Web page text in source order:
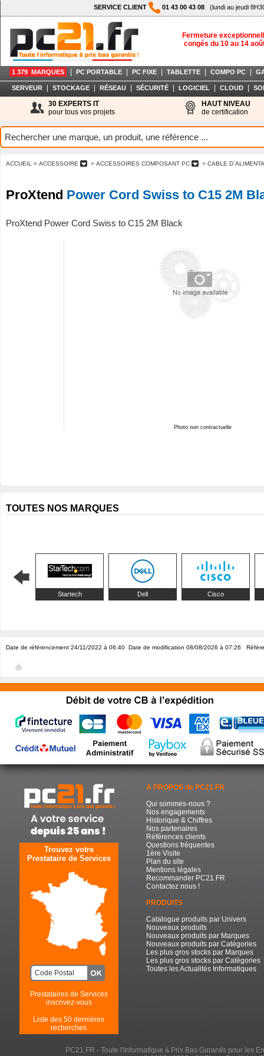
SERVICE CLIENT 01 43 00 43 08 (lundi au jeudi
Fermeture
congés du 10 au 14
1 379 MARQUES PC PORTABLE PC FIXE TABLETTE COMPO PC
SERVEUR STOCKAGE RÉSEAU SÉCURITÉ LOGICIEL CLOUD
30 EXPERTS IT
pour tous vos projets
HAUT NIVEAU
de certification
ACCUEIL > ACCESSOIRE > ACCESSOIRES COMPOSANT PC > CABLE
ProXtend Power Cord Swiss to C15 2M
ProXtend Power Cord Swiss to C15 2M Black
Photo non contractuelle
TOUTES NOS MARQUES
Startech Dell Cisco
Date de référencement 24/11/2022 à 06:40 Date de modification 08/08/2026 à 07:26
Trouvez votre
Prestataire de Services
Prestataires de Services
inscrivez-vous
Liste des 50 dernières
recherches
A PROPOS de PC21.FR
Qui sommes-nous ?
Nos engagements
Historique & Chiffres
Nos partenaires
Références clients
Questions fréquentes
1ère Visite
Plan du site
Mentions légales
Recommander PC21.FR
Contactez nous !
PRODUITS
Catalogue produits par Univers
Nouveaux produits
Nouveaux produits par Marques
Nouveaux produits par Catégories
Les plus gros stocks par Marques
Les plus gros stocks par Catégories
Toutes les Actualités Informatiques
PC21.FR - Toute l'Informatique à Prix Bas Garantis pour les